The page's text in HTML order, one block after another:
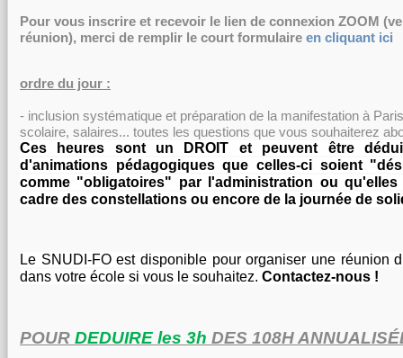
Pour vous inscrire et recevoir le lien de connexion ZOOM
réunion), merci de remplir le court formulaire en cliquant ici
ordre du jour :
- inclusion systématique et préparation de la manifestation à
scolaire, salaires... toutes les questions que vous souhaiterez
Ces heures sont un DROIT et peuvent être
d'animations pédagogiques que celles-ci soient
comme "obligatoires" par l'administration ou
cadre des constellations ou encore de la journée de
Le SNUDI-FO est disponible pour organiser une réunion
dans votre école si vous le souhaitez. Contactez-nous !
POUR DEDUIRE les 3h DES 108H